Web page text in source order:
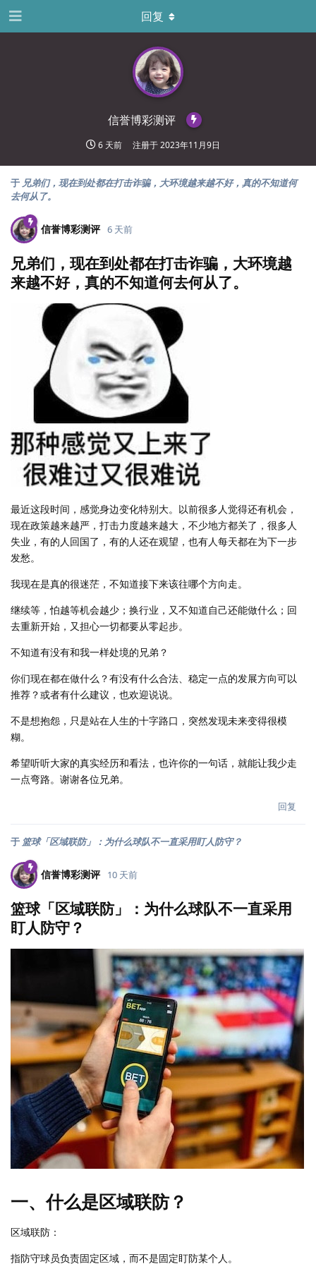
信誉博彩测评
6 天前 注册于2023年11月9日
回复
于 兄弟们，现在到处都在打击诈骗，大环境越来越不好，真的不知道何
去何从了。
信誉博彩测评 6 天前
兄弟们，现在到处都在打击诈骗，大环境越
来越不好，真的不知道何去何从了。
最近这段时间，感觉身边变化特别大。以前很多人觉得还有机会，
现在政策越来越严，打击力度越来越大，不少地方都关了，很多人
失业，有的人回国了，有的人还在观望，也有人每天都在为下一步
发愁。
我现在是真的很迷茫，不知道接下来该往哪个方向走。
继续等，怕越等机会越少；换行业，又不知道自己还能做什么；回
去重新开始，又担心一切都要从零起步。
不知道有没有和我一样处境的兄弟？
你们现在都在做什么？有没有什么合法、稳定一点的发展方向可以
推荐？或者有什么建议，也欢迎说说。
不是想抱怨，只是站在人生的十字路口，突然发现未来变得很模
糊。
希望听听大家的真实经历和看法，也许你的一句话，就能让我少走
一点弯路。谢谢各位兄弟。
回复
于 篮球「区域联防」：为什么球队不一直采用盯人防守？
信誉博彩测评 10 天前
篮球「区域联防」：为什么球队不一直采用
盯人防守？
一、什么是区域联防？
区域联防：
指防守球员负责固定区域，而不是固定盯防某个人。